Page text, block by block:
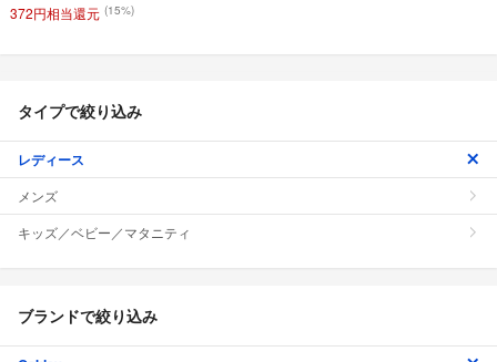
372円相当還元 (15%)
タイプで絞り込み
レディース
メンズ
キッズ／ベビー／マタニティ
ブランドで絞り込み